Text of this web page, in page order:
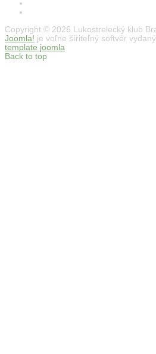
Copyright © 2026 Lukostrelecký klub
Joomla! je voľne šíriteľný softvér
template joomla
Back to top